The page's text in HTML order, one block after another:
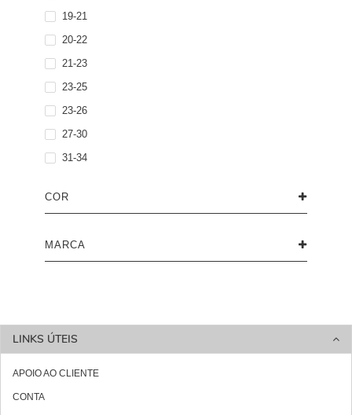
19-21
20-22
21-23
23-25
23-26
27-30
31-34
COR
MARCA
LINKS ÚTEIS
APOIO AO CLIENTE
CONTA